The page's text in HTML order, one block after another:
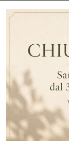
Studi in vitro
può
e inibire un
riduzione delle
pelle rossa.
Tè verde
Essendoun
tè possono
gonfiore della